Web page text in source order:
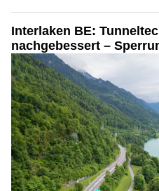
Dafür wird der Verkehr in
umgeleitet.
Weiterlesen
Phoenix & Cataleya Home Elegance mit